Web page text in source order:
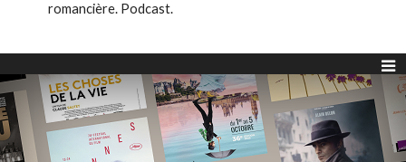
romancière. Podcast.